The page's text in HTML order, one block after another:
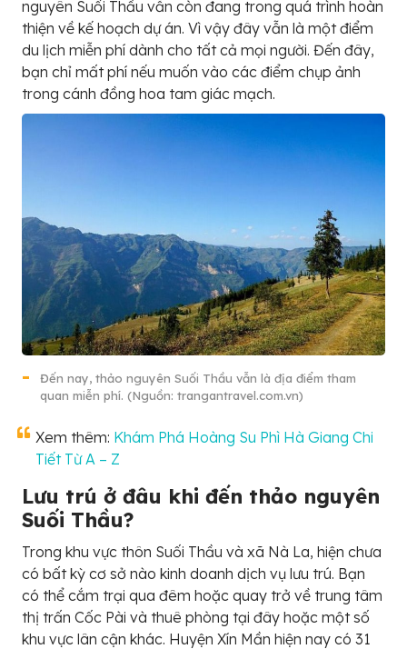
nguyên Suối Thầu vẫn còn đang trong quá trình hoàn
thiện về kế hoạch dự án. Vì vậy đây vẫn là một điểm
du lịch miễn phí dành cho tất cả mọi người. Đến đây,
bạn chỉ mất phí nếu muốn vào các điểm chụp ảnh
trong cánh đồng hoa tam giác mạch.
Đến nay, thảo nguyên Suối Thầu vẫn là địa điểm tham
quan miễn phí. (Nguồn: trangantravel.com.vn)
Xem thêm: Khám Phá Hoàng Su Phì Hà Giang Chi
Tiết Từ A – Z
Lưu trú ở đâu khi đến thảo nguyên
Suối Thầu?
Trong khu vực thôn Suối Thầu và xã Nà La, hiện chưa
có bất kỳ cơ sở nào kinh doanh dịch vụ lưu trú. Bạn
có thể cắm trại qua đêm hoặc quay trở về trung tâm
thị trấn Cốc Pài và thuê phòng tại đây hoặc một số
khu vực lân cận khác. Huyện Xín Mần hiện nay có 31